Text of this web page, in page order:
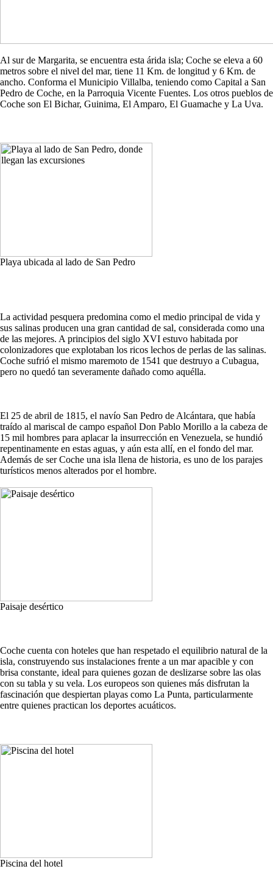
Al sur de Margarita, se encuentra esta árida isla; Coche se eleva a 60
metros sobre el nivel del mar, tiene 11 Km. de longitud y 6 Km. de
ancho. Conforma el Municipio Villalba, teniendo como Capital a San
Pedro de Coche, en la Parroquia Vicente Fuentes. Los otros pueblos de
Coche son El Bichar, Guinima, El Amparo, El Guamache y La Uva.
Playa ubicada al lado de San Pedro
La actividad pesquera predomina como el medio principal de vida y
sus salinas producen una gran cantidad de sal, considerada como una
de las mejores. A principios del siglo XVI estuvo habitada por
colonizadores que explotaban los ricos lechos de perlas de las salinas.
Coche sufrió el mismo maremoto de 1541 que destruyo a Cubagua,
pero no quedó tan severamente dañado como aquélla.
El 25 de abril de 1815, el navío San Pedro de Alcántara, que había
traído al mariscal de campo español Don Pablo Morillo a la cabeza de
15 mil hombres para aplacar la insurrección en Venezuela, se hundió
repentinamente en estas aguas, y aún esta allí, en el fondo del mar.
Además de ser Coche una isla llena de historia, es uno de los parajes
turísticos menos alterados por el hombre.
Paisaje desértico
Coche cuenta con hoteles que han respetado el equilibrio natural de la
isla, construyendo sus instalaciones frente a un mar apacible y con
brisa constante, ideal para quienes gozan de deslizarse sobre las olas
con su tabla y su vela. Los europeos son quienes más disfrutan la
fascinación que despiertan playas como La Punta, particularmente
entre quienes practican los deportes acuáticos.
Piscina del hotel